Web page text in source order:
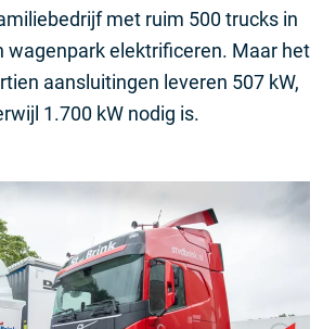
met ruim 500 trucks in
wagenpark elektrificeren. Maar het
aansluitingen leveren 507 kW,
1.700 kW nodig is.